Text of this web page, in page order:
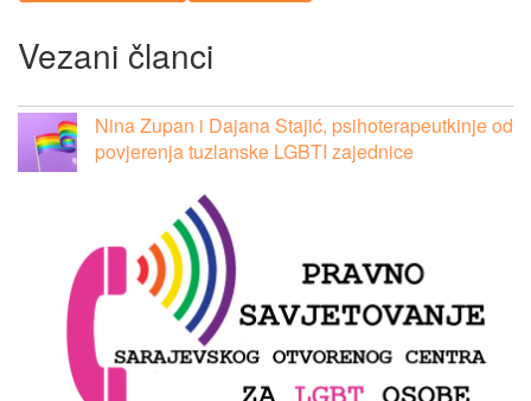
Vezani članci
Nina Zupan i Dajana Stajić, psihoterapeutkinje od
povjerenja tuzlanske LGBTI zajednice